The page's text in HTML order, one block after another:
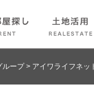
ループ> アイワライフネッ